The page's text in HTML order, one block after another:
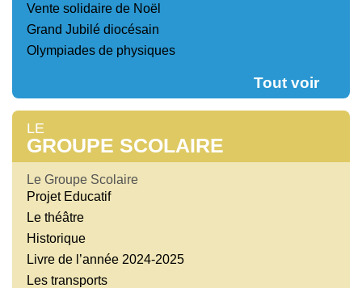
Vente solidaire de Noël
Grand Jubilé diocésain
Olympiades de physiques
Tout voir
LE
GROUPE SCOLAIRE
Le Groupe Scolaire
Projet Educatif
Le théâtre
Historique
Livre de l’année 2024-2025
Les transports